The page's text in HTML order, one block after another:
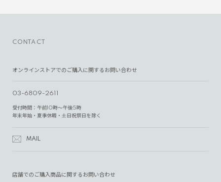
CONTACT
オンラインストアでのご購入に関するお問い合わせ
03-6809-2611
受付時間：午前10時～午後5時
年末年始・夏季休暇・土日祝祭日を除く
MAIL
店舗でのご購入商品に関するお問い合わせ